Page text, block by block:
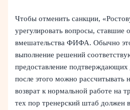
Чтобы отменить санкции,
урегулировать вопросы, ставшие
вмешательства ФИФА. Обычно
выполнение решений
предоставление подтверждающих
после этого можно рассчитывать
возврат к нормальной работе на
тех пор тренерский штаб должен